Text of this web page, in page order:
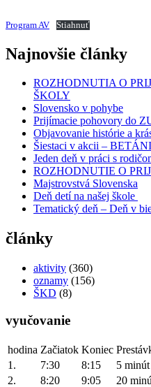
Program AV Stiahnuť
Najnovšie články
ROZHODNUTIA O
ŠKOLY
Slovensko v pohybe
Prijímacie pohovory do
Objavovanie histórie a
Šiestaci v akcii –
Jeden deň v práci s
ROZHODNUTIE O
Majstrovstvá Slovenska
Deň detí na našej škole
Tematický deň – Deň v
články
aktivity (360)
oznamy (156)
ŠKD (8)
vyučovanie
hodina Začiatok Koniec
1.
7:30 8:15
5 minút
2.
8:20 9:05
20